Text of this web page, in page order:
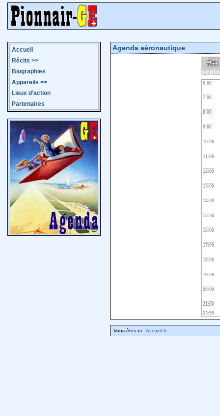
Accueil
Récits >>
Biographies
Appareils >>
Lieux d’action
Partenaires
Agenda aéronautique
0:00
7:00
8:00
9:00
10:00
11:00
12:00
13:00
14:00
15:00
16:00
17:00
18:00
19:00
20:00
21:00
23:59
Vous êtes ici : Accueil >